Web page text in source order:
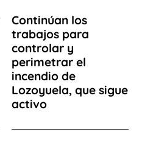
Continúan los
trabajos para
controlar y
perimetrar el
incendio de
Lozoyuela, que sigue
activo